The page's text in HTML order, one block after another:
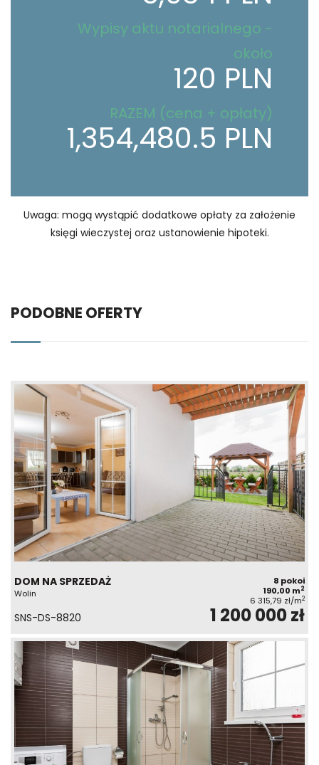
Wypisy aktu notarialnego -
około
120 PLN
RAZEM (cena + opłaty)
1,354,480.5 PLN
Uwaga: mogą wystąpić dodatkowe opłaty za założenie
księgi wieczystej oraz ustanowienie hipoteki.
PODOBNE OFERTY
DOM NA SPRZEDAŻ
Wolin
8 pokoi
190,00 m2
6 315,79 zł/m2
SNS-DS-8820 1 200 000 zł